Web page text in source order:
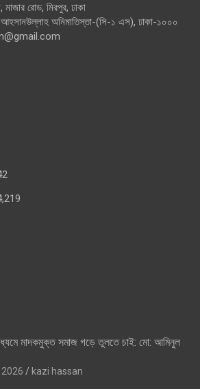
রোড, মিরপুর, ঢাকা
অনিমাতিস্তা-(সি-১ এস), ঢাকা-১০০০
মাদকমুক্ত সমাজ গড়ে তুলতে চাই: মো: আমিনুল
kazi hassan